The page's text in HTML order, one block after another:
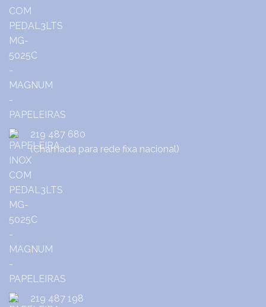
219 487 680
(Chamada para rede fixa nacional)
219 487 198